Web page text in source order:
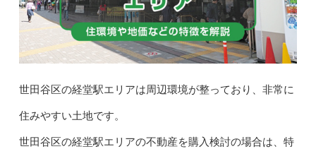
世田谷区の経堂駅エリアは周辺環境が整っており、非常に
住みやすい土地です。
世田谷区の経堂駅エリアの不動産を購入検討の場合は、特